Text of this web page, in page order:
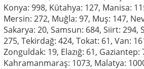
Konya: 998, Kütahya: 127, Manisa:
Mersin: 272, Muğla: 97, Muş: 147,
Sakarya: 20, Samsun: 684, Siirt: 294,
275, Tekirdağ: 424, Tokat: 61, Van:
Zonguldak: 19, Elazığ: 61, Gaziantep:
Kahramanmaraş: 1073, Malatya: